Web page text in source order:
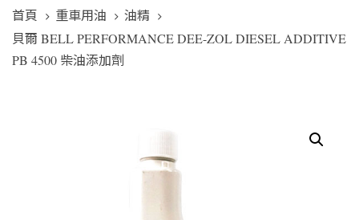
首頁 重車用油
油精
貝爾 BELL PERFORMANCE DEE-ZOL DIESEL ADDITIVE
PB 4500 柴油添加劑